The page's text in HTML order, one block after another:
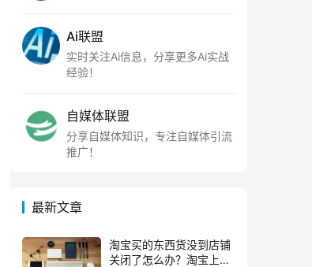
Ai联盟
实时关注Ai信息，分享更多Ai实战
经验！
自媒体联盟
分享自媒体知识，专注自媒体引流
推广！
最新文章
淘宝买的东西货没到店铺
关闭了怎么办？淘宝上买